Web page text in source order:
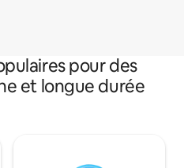
pour des
et longue durée